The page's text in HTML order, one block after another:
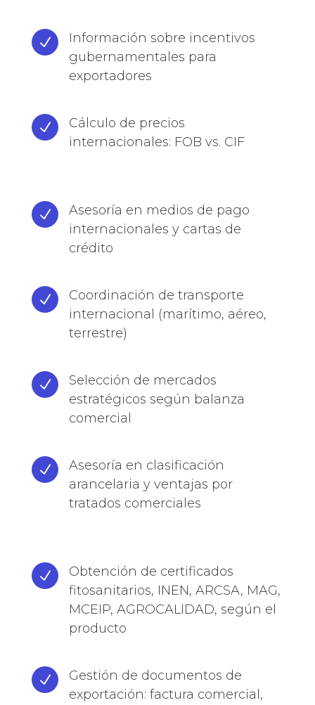
N
Información sobre incentivos
gubernamentales para
exportadores
N
Cálculo de precios
internacionales: FOB vs. CIF
N
Asesoría en medios de pago
internacionales y cartas de
crédito
N
Coordinación de transporte
internacional (marítimo, aéreo,
terrestre)
N
Selección de mercados
estratégicos según balanza
comercial
N
Asesoría en clasificación
arancelaria y ventajas por
tratados comerciales
N
Obtención de certificados
fitosanitarios, INEN, ARCSA, MAG,
MCEIP, AGROCALIDAD, según el
producto
N
Gestión de documentos de
exportación: factura comercial,